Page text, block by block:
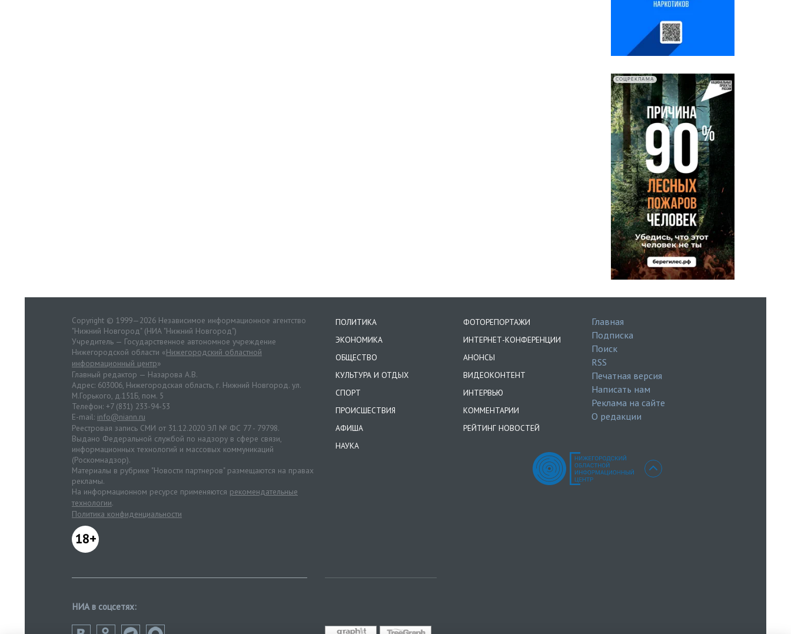
СОЦРЕКЛАМА
Copyright © 1999—2026 Независимое информационное агентство
"Нижний Новгород" (НИА "Нижний Новгород")
Учредитель — Государственное автономное учреждение
Нижегородской области «Нижегородский областной
информационный центр»
Главный редактор — Назарова А.В.
Адрес: 603006, Нижегородская область, г. Нижний Новгород. ул.
М.Горького, д.151Б, пом. 5
Телефон: +7 (831) 233-94-53
E-mail: info@niann.ru
Реестровая запись СМИ от 31.12.2020 ЭЛ № ФС 77 - 79798.
Выдано Федеральной службой по надзору в сфере связи,
информационных технологий и массовых коммуникаций
(Роскомнадзор).
Материалы в рубрике "Новости партнеров" размещаются на правах
рекламы.
На информационном ресурсе применяются рекомендательные
технологии.
Политика конфиденциальности
18+
ПОЛИТИКА
ЭКОНОМИКА
ОБЩЕСТВО
КУЛЬТУРА И ОТДЫХ
СПОРТ
ПРОИСШЕСТВИЯ
АФИША
НАУКА
ФОТОРЕПОРТАЖИ
ИНТЕРНЕТ-КОНФЕРЕНЦИИ
АНОНСЫ
ВИДЕОКОНТЕНТ
ИНТЕРВЬЮ
КОММЕНТАРИИ
РЕЙТИНГ НОВОСТЕЙ
Главная
Подписка
Поиск
RSS
Печатная версия
Написать нам
Реклама на сайте
О редакции
НИА в соцсетях: